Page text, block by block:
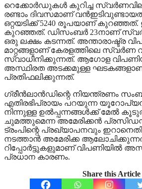
റെക്കോര്‍ഡുകള്‍ കുറിച്ച
രണ്ടാം ദിവസമാണ്
ഒറ്റയടിക്ക് 5240 രൂപയാണ്
കുറഞ്ഞത്. ഡിസംബര്‍ 23നാണ്
ഒരു ലക്ഷം കടന്നത്. അന്താരാഷ്ട്ര
മാറ്റങ്ങളാണ് കേരളത്തിലെ സ്വര്‍ണ
സ്വാധീനിക്കുന്നത്. ആഗോള
അസ്ഥിരത അടക്കമുള്ള
പ്രതിഫലിക്കുന്നത്.
ഗ്രീന്‍ലാന്‍ഡിന്റെ നിയന്ത്രണം
എതിരഭിപ്രായം പറയുന്ന
നിന്നുള്ള ഉല്‍പ്പന്നങ്ങള്‍ക്ക് മേല്‍
ചുമത്തുമെന്ന അമേരിക്കന്‍
ട്രംപിന്റെ പ്രഖ്യാപനവും
നടത്താന്‍ അമേരിക്ക
റിപ്പോര്‍ട്ടുകളുമാണ് വിപണിയില്‍
പ്രധാന കാരണം.
Share this Article